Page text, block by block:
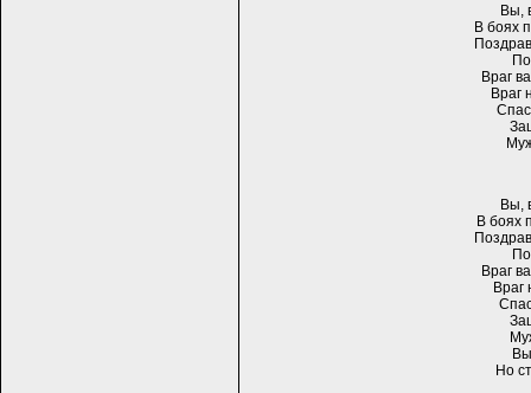
Вы,
В боях
Враг
Враг
Вы,
В боях
Враг
Враг
Но